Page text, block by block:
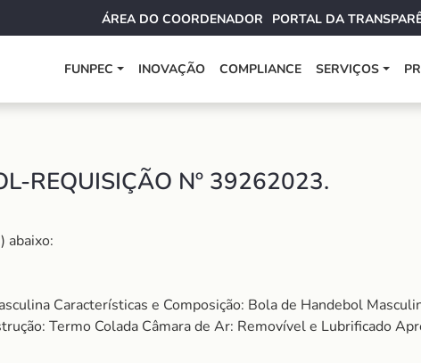
ÁREA DO COORDENADOR PORTAL DA
FUNPEC INOVAÇÃO COMPLIANCE SERVIÇOS
REQUISIÇÃO Nº 39262023.
abaixo:
Características e Composição: Bola de Handebol
Termo Colada Câmara de Ar: Removível e Lubrificado